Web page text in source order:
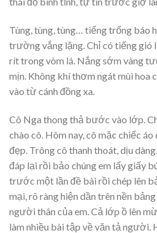
Tùng, tùng, tùng… tiếng trống báo
trường vắng lặng. Chỉ có tiếng gió
rít trong vòm lá. Nắng sớm vàng
mịn. Không khí thơm ngát mùi hoa
vào từ cánh đồng xa.
Cô Nga thong thả bước vào lớp.
chào cô. Hôm nay, cô mặc chiếc
đẹp. Trông cô thanh thoát, dịu
đáp lại rồi bảo chúng em lấy giấy
trước một lần đề bài rồi chép lên
mại, rõ ràng hiện dần trên nền
người thân của em. Cả lớp ồ lên
làm nhiều bài tập về văn tả người.